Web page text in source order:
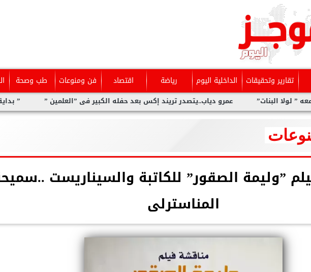
تقارير وتحقيقات الداخلية اليوم رياضة اقتصاد فن ومنوعات طب وصحة
” بداية حلم ” يحتفى عمرو دياب..يتصدر تريند إكس بعد حفله الكبير فى ”العلمين ”
”وليمة الصقور” للكاتبة والسيناريست
المناسترلى